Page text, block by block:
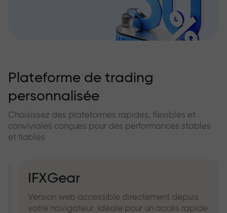
Plateforme de trading
personnalisée
Choisissez des plateformes rapides, flexibles et
conviviales conçues pour des performances stables
et fiables
IFXGear
Version web accessible directement depuis
votre navigateur. Idéale pour un accès rapide